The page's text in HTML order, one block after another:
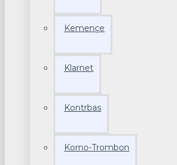
Kemençe
Klarnet
Kontrbas
Korno-Trombon